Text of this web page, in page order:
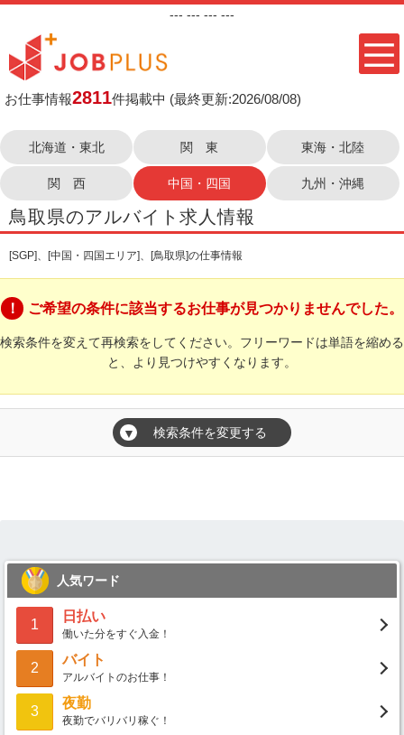
--- --- --- ---
お仕事情報2811件掲載中 (最終更新:2026/08/08)
北海道・東北 関 東 東海・北陸
関 西 中国・四国 九州・沖縄
鳥取県のアルバイト求人情報
[SGP]、[中国・四国エリア]、[鳥取県]の仕事情報
ご希望の条件に該当するお仕事が見つかりませんでした。
検索条件を変えて再検索をしてください。フリーワードは単語を縮める
と、より見つけやすくなります。
▼ 検索条件を変更する
人気ワード
1
日払い
働いた分をすぐ入金！
2
バイト
アルバイトのお仕事！
3
夜勤
夜勤でバリバリ稼ぐ！